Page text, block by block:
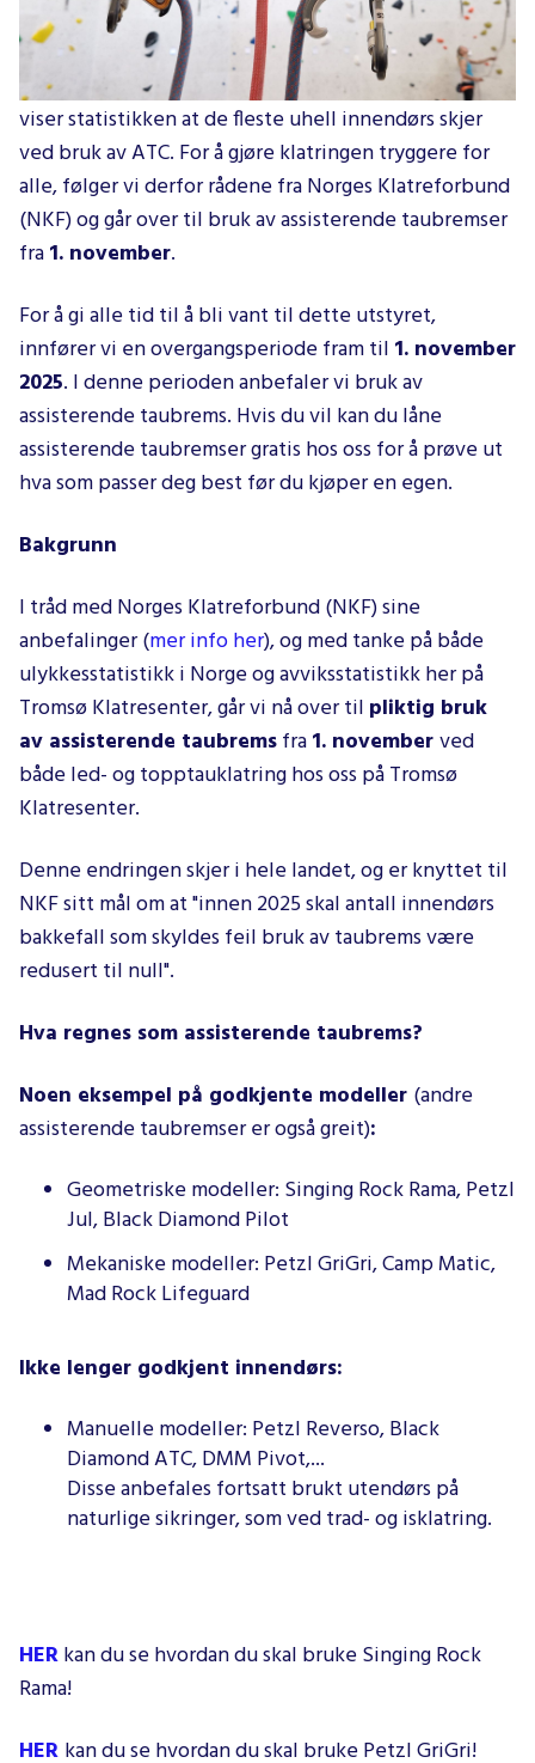
Flere nye assisterende taubremser har blitt utviklet
de siste årene. Mange av disse gir svært god sikring,
og selv om manuelle taubremser kan brukes trygt,
viser statistikken at de fleste uhell innendørs skjer
ved bruk av ATC. For å gjøre klatringen tryggere for
alle, følger vi derfor rådene fra Norges Klatreforbund
(NKF) og går over til bruk av assisterende taubremser
fra1. november.
For å gi alle tid til å bli vant til dette utstyret,
innfører vi en overgangsperiode fram til 1. november
2025. I denne perioden anbefaler vi bruk av
assisterende taubrems. Hvis du vil kan du låne
assisterende taubremser gratis hos oss for å prøve ut
hva som passer deg best før du kjøper en egen.
Bakgrunn
I tråd med Norges Klatreforbund (NKF) sine
anbefalinger (mer info her), og med tanke på både
ulykkesstatistikk i Norge og avviksstatistikk her på
Tromsø Klatresenter, går vi nå over til pliktig bruk
av assisterende taubremsfra1. novemberved
både led- og topptauklatring hos oss på Tromsø
Klatresenter.
Denne endringen skjer i hele landet, og er knyttet til
NKF sitt mål om at "innen 2025 skal antall innendørs
bakkefall som skyldes feil bruk av taubrems være
redusert til null".
Hva regnes som assisterende taubrems?
Noen eksempel på godkjente modeller (andre
assisterende taubremser er også greit):
Geometriske modeller: Singing Rock Rama, Petzl
Jul, Black Diamond Pilot
Mekaniske modeller: Petzl GriGri, Camp Matic,
Mad Rock Lifeguard
Ikke lenger godkjent innendørs:
Manuelle modeller: Petzl Reverso, Black
Diamond ATC, DMM Pivot,...
Disse anbefales fortsatt brukt utendørs på
naturlige sikringer, som ved trad- og isklatring.
HERkan du se hvordan du skal bruke Singing Rock
Rama!
HER kan du se hvordan du skal bruke Petzl GriGri!